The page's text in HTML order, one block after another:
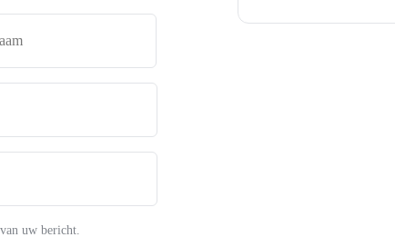
uw bericht.